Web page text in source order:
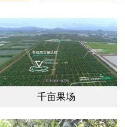
千亩果场